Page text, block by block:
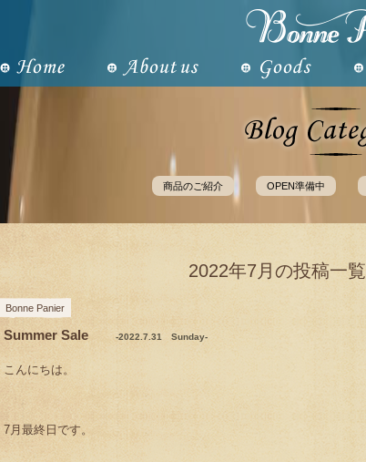
商品のご紹介 OPEN準備中
2022年7月の投稿一覧
Bonne Panier
Summer Sale -2022.7.31 Sunday-
こんにちは。
7月最終日です。